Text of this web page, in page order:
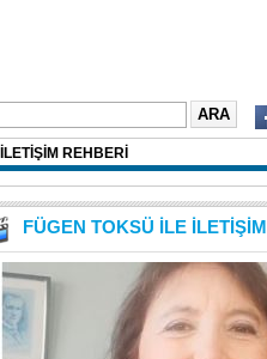
İLETİŞİM REHBERİ
FÜGEN TOKSÜ İLE İLETİŞİM